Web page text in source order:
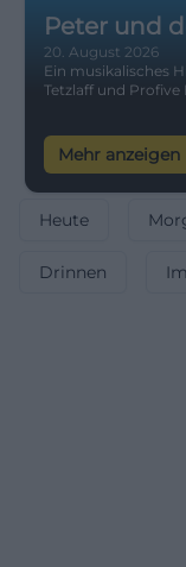
Peter und
20. August 2026
Ein musikalisches
Tetzlaff und
Mehr anzeigen
Heute
Drinnen